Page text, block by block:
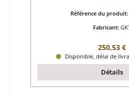
Référence du produit:
Fabricant:
Prix
250,53 €
Disponible, délai de
Détails